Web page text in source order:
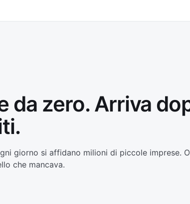
da zero. Arriva
giorno si affidano milioni di piccole imprese.
che mancava.